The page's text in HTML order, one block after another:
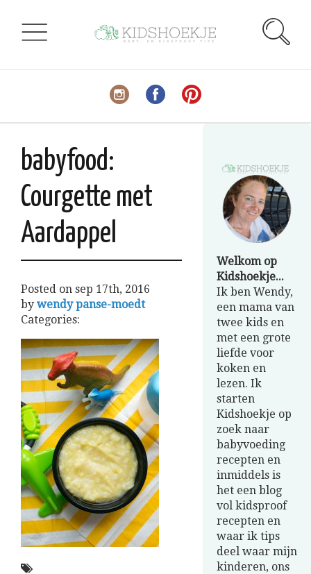
babyfood:
Courgette met
Aardappel
Posted on sep 17th, 2016
by wendy panse-moedt
Categories:
Welkom op
Kidshoekje...
Ik ben Wendy,
een mama van
twee kids en
met een grote
liefde voor
koken en
lezen. Ik
starten
Kidshoekje op
zoek naar
babyvoeding
recepten en
inmiddels is
het een blog
vol kidsproof
recepten en
waar ik tips
deel waar mijn
kinderen, ons